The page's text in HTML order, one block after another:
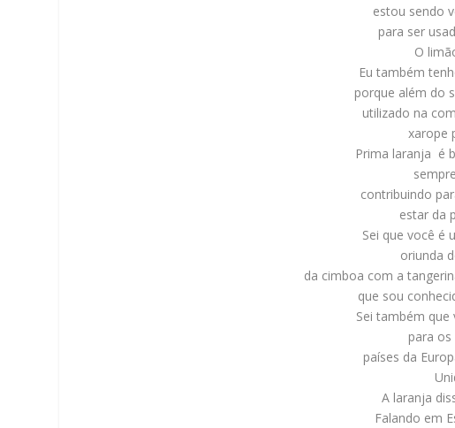
estou sendo
para ser
O
Eu também
porque além do
utilizado na
xarope
Prima laranja é
contribuindo
estar da
Sei que você é
oriunda
da cimboa com a
que sou
Sei também
para os
países da
A laranja
Falando em